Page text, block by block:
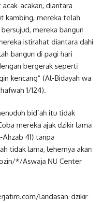
acakan, diantara
kambing, mereka telah
mereka bangun
istirahat diantara dahi
bangun di pagi hari
bergerak seperti
kencang” (Al-Bidayah wa
1/124).
bid’ah itu tidak
mereka ajak dzikir lama
41) tanpa
tidak lama, lehernya akan
*/Aswaja NU Center
landasan-dzikir-